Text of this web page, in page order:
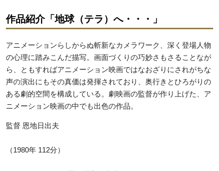
作品紹介「地球（テラ）へ・・・」
アニメーションらしからぬ斬新なカメラワーク、深く登場人物
の心理に踏みこんだ描写。画面づくりの巧妙さもさることなが
ら、ともすればアニメーション映画ではなおざりにされがちな
声の演出にもその真価は発揮されており、奥行きとひろがりの
ある劇的空間を構成している。劇映画の監督が作り上げた、ア
ニメーション映画の中でも出色の作品。
監督 恩地日出夫
（1980年 112分）